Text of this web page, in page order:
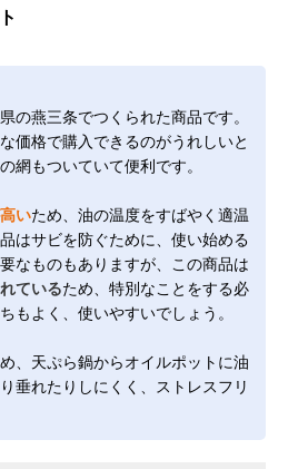
の燕三条でつくられた商品です。
価格で購入できるのがうれしいと
網もついていて便利です。
いため、油の温度をすばやく適温
はサビを防ぐために、使い始める
なものもありますが、この商品は
ているため、特別なことをする必
もよく、使いやすいでしょう。
、天ぷら鍋からオイルポットに油
垂れたりしにくく、ストレスフリ